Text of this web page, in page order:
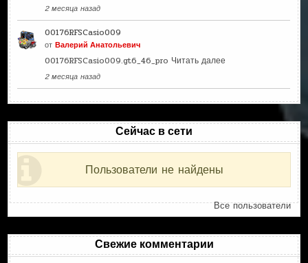
2 месяца назад
00176RFSCasio009
отВалерий Анатольевич
00176RFSCasio009.gt6_46_pro Читать далее
2 месяца назад
Сейчас в сети
Пользователи не найдены
Все пользователи
Свежие комментарии